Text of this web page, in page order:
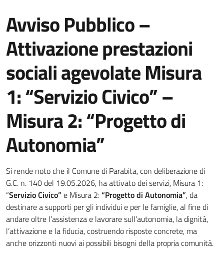
Avviso Pubblico –
Attivazione prestazioni
sociali agevolate Misura
1: “Servizio Civico” –
Misura 2: “Progetto di
Autonomia”
Dettagli della notizia
Si rende noto che il Comune di Parabita, con deliberazione di
G.C. n. 140 del 19.05.2026, ha attivato dei servizi, Misura 1:
“Servizio Civico” e Misura 2:“Progetto di Autonomia”, da
destinare a supporti per gli individui e per le famiglie, al fine di
andare oltre l’assistenza e lavorare sull’autonomia, la dignità,
l’attivazione e la fiducia, costruendo risposte concrete, ma
anche orizzonti nuovi ai possibili bisogni della propria comunità.